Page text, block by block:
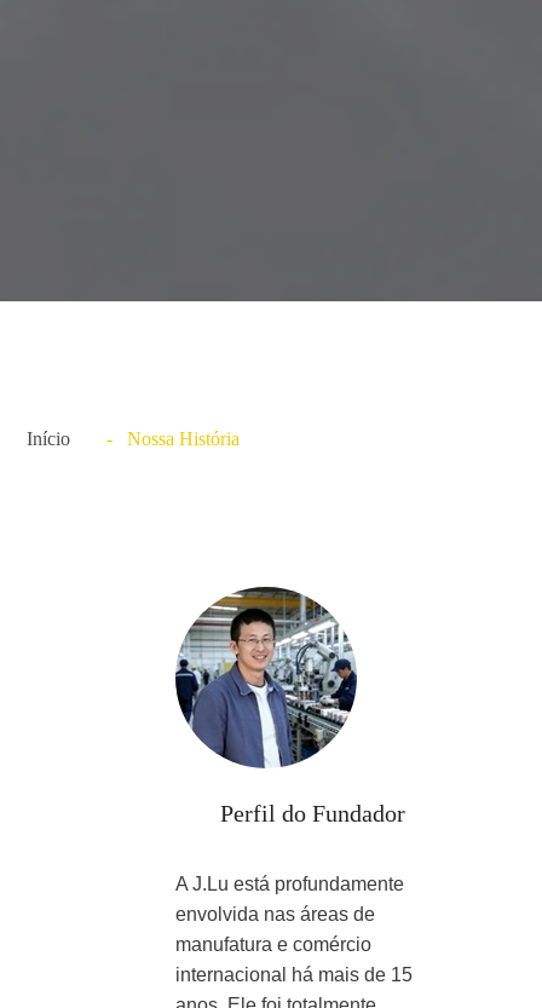
Início - Nossa História
Perfil do Fundador
A J.Lu está profundamente
envolvida nas áreas de
manufatura e comércio
internacional há mais de 15